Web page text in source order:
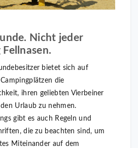
Nicht jeder
Fellnasen.
bietet sich auf
die
ihren geliebten Vierbeiner
Urlaub zu nehmen.
gibt es auch Regeln und
die zu beachten sind, um
Miteinander auf dem